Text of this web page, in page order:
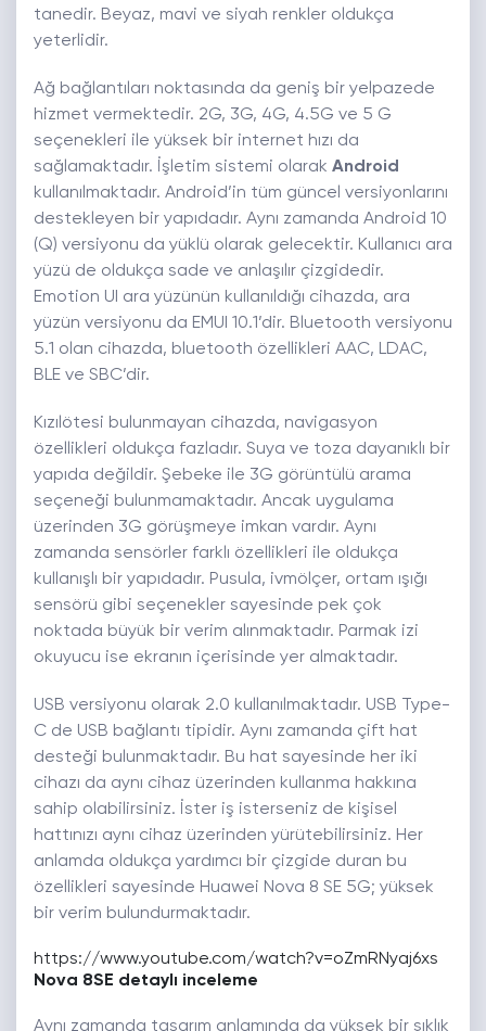
tanedir. Beyaz, mavi ve siyah renkler oldukça
yeterlidir.
Ağ bağlantıları noktasında da geniş bir yelpazede
hizmet vermektedir. 2G, 3G, 4G, 4.5G ve 5 G
seçenekleri ile yüksek bir internet hızı da
sağlamaktadır. İşletim sistemi olarak Android
kullanılmaktadır. Android’in tüm güncel versiyonlarını
destekleyen bir yapıdadır. Aynı zamanda Android 10
(Q) versiyonu da yüklü olarak gelecektir. Kullanıcı ara
yüzü de oldukça sade ve anlaşılır çizgidedir.
Emotion UI ara yüzünün kullanıldığı cihazda, ara
yüzün versiyonu da EMUI 10.1’dir. Bluetooth versiyonu
5.1 olan cihazda, bluetooth özellikleri AAC, LDAC,
BLE ve SBC’dir.
Kızılötesi bulunmayan cihazda, navigasyon
özellikleri oldukça fazladır. Suya ve toza dayanıklı bir
yapıda değildir. Şebeke ile 3G görüntülü arama
seçeneği bulunmamaktadır. Ancak uygulama
üzerinden 3G görüşmeye imkan vardır. Aynı
zamanda sensörler farklı özellikleri ile oldukça
kullanışlı bir yapıdadır. Pusula, ivmölçer, ortam ışığı
sensörü gibi seçenekler sayesinde pek çok
noktada büyük bir verim alınmaktadır. Parmak izi
okuyucu ise ekranın içerisinde yer almaktadır.
USB versiyonu olarak 2.0 kullanılmaktadır. USB Type-
C de USB bağlantı tipidir. Aynı zamanda çift hat
desteği bulunmaktadır. Bu hat sayesinde her iki
cihazı da aynı cihaz üzerinden kullanma hakkına
sahip olabilirsiniz. İster iş isterseniz de kişisel
hattınızı aynı cihaz üzerinden yürütebilirsiniz. Her
anlamda oldukça yardımcı bir çizgide duran bu
özellikleri sayesinde Huawei Nova 8 SE 5G; yüksek
bir verim bulundurmaktadır.
https://www.youtube.com/watch?v=oZmRNyaj6xs
Nova 8SE detaylı inceleme
Aynı zamanda tasarım anlamında da yüksek bir şıklık